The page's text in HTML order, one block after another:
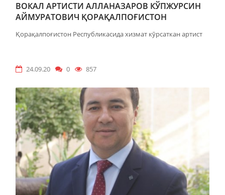
ВОКАЛ АРТИСТИ АЛЛАНАЗАРОВ КЎПЖУРСИН
АЙМУРАТОВИЧ ҚОРАҚАЛПОҒИСТОН
АРТИСТ
Қорақалпоғистон Республикасида хизмат кӯрсаткан артист
24.09.20 0 857